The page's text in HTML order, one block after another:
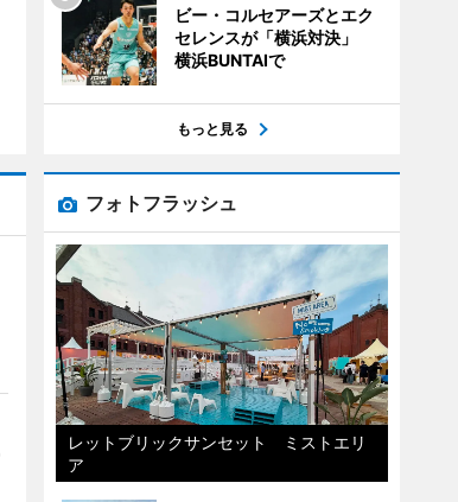
ビー・コルセアーズとエク
セレンスが「横浜対決」
横浜BUNTAIで
もっと見る
フォトフラッシュ
レットブリックサンセット ミストエリ
ア